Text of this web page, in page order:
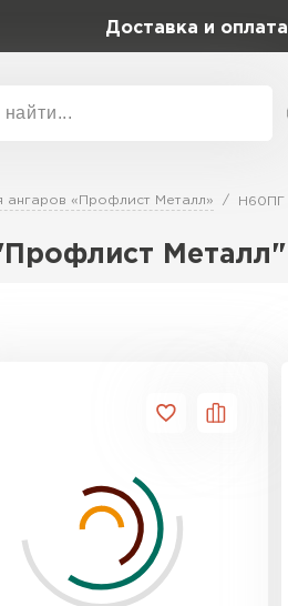
Доставка и оплата
Бренд
ангаров «Профлист Металл» Н60ПГ
Металл"